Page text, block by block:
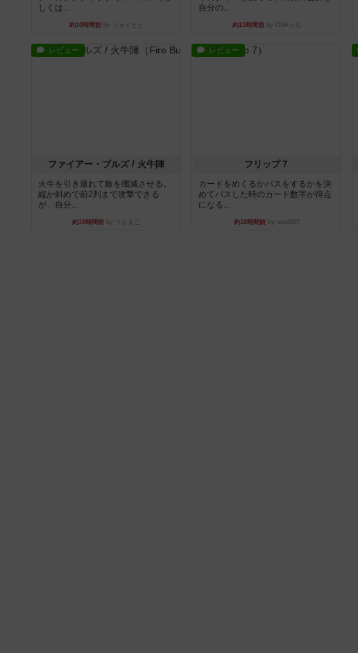
しくは...
約10時間前by ジェイとと
自分の...
約11時間前by OSAっち
レビュー
ファイアー・ブルズ / 火牛陣
火牛を引き連れて敵を殲滅させる。
縦か斜めで前2列まで攻撃できる
が、自分...
約18時間前 by うらまこ
レビュー
フリップ７
カードをめくるかパスをするかを決
めてパスした時のカード数字が得点
になる...
約18時間前by mob567